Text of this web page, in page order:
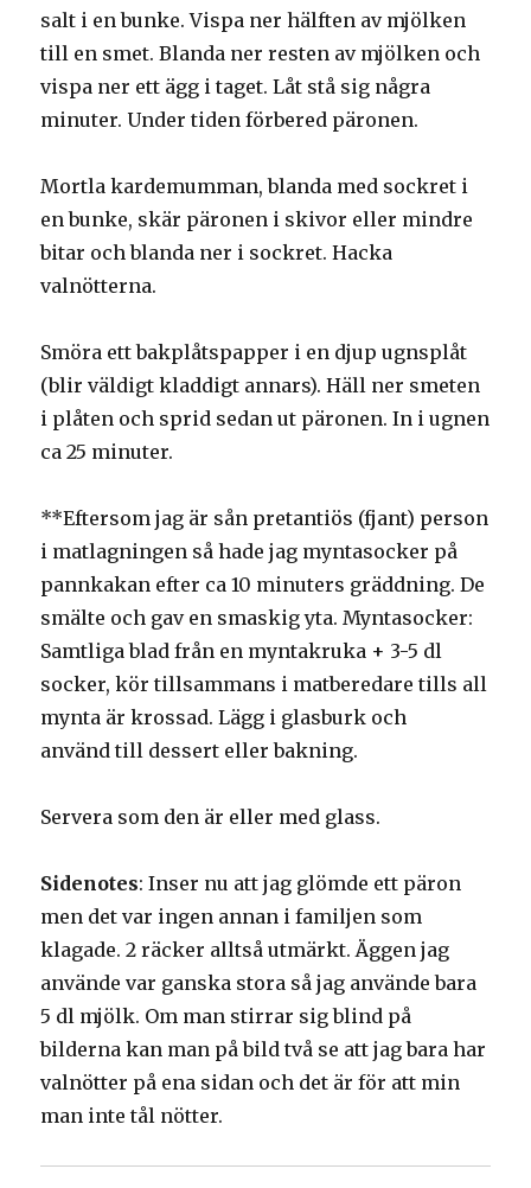
salt i en bunke. Vispa ner hälften av mjölken
till en smet. Blanda ner resten av mjölken och
vispa ner ett ägg i taget. Låt stå sig några
minuter. Under tiden förbered päronen.
Mortla kardemumman, blanda med sockret i
en bunke, skär päronen i skivor eller mindre
bitar och blanda ner i sockret. Hacka
valnötterna.
Smöra ett bakplåtspapper i en djup ugnsplåt
(blir väldigt kladdigt annars). Häll ner smeten
i plåten och sprid sedan ut päronen. In i ugnen
ca 25 minuter.
**Eftersom jag är sån pretantiös (fjant) person
i matlagningen så hade jag myntasocker på
pannkakan efter ca 10 minuters gräddning. De
smälte och gav en smaskig yta. Myntasocker:
Samtliga blad från en myntakruka + 3-5 dl
socker, kör tillsammans i matberedare tills all
mynta är krossad. Lägg i glasburk och
använd till dessert eller bakning.
Servera som den är eller med glass.
Sidenotes: Inser nu att jag glömde ett päron
men det var ingen annan i familjen som
klagade. 2 räcker alltså utmärkt. Äggen jag
använde var ganska stora så jag använde bara
5 dl mjölk. Om man stirrar sig blind på
bilderna kan man på bild två se att jag bara har
valnötter på ena sidan och det är för att min
man inte tål nötter.